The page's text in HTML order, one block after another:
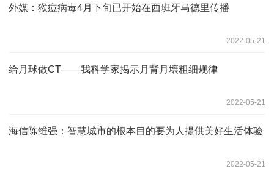
外媒：猴痘病毒4月下旬已开始在西班牙马德里传播
2022-05-21
给月球做CT——我科学家揭示月背月壤粗细规律
2022-05-21
海信陈维强：智慧城市的根本目的要为人提供美好生活体验
2022-05-21